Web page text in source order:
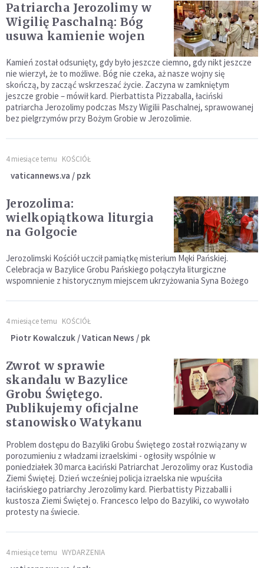
Patriarcha Jerozolimy w
Wigilię Paschalną: Bóg
usuwa kamienie wojen
Kamień został odsunięty, gdy było jeszcze ciemno, gdy nikt jeszcze
nie wierzył, że to możliwe. Bóg nie czeka, aż nasze wojny się
skończą, by zacząć wskrzeszać życie. Zaczyna w zamkniętym
jeszcze grobie – mówił kard. Pierbattista Pizzaballa, łaciński
patriarcha Jerozolimy podczas Mszy Wigilii Paschalnej, sprawowanej
bez pielgrzymów przy Bożym Grobie w Jerozolimie.
4 miesiące temu KOŚCIÓŁ
vaticannews.va / pzk
Jerozolima:
wielkopiątkowa liturgia
na Golgocie
Jerozolimski Kościół uczcił pamiątkę misterium Męki Pańskiej.
Celebracja w Bazylice Grobu Pańskiego połączyła liturgiczne
wspomnienie z historycznym miejscem ukrzyżowania Syna Bożego
4 miesiące temu KOŚCIÓŁ
Piotr Kowalczuk / Vatican News / pk
Zwrot w sprawie
skandalu w Bazylice
Grobu Świętego.
Publikujemy oficjalne
stanowisko Watykanu
Problem dostępu do Bazyliki Grobu Świętego został rozwiązany w
porozumieniu z władzami izraelskimi - ogłosiły wspólnie w
poniedziałek 30 marca Łaciński Patriarchat Jerozolimy oraz Kustodia
Ziemi Świętej. Dzień wcześniej policja izraelska nie wpuściła
łacińskiego patriarchy Jerozolimy kard. Pierbattisty Pizzaballi i
kustosza Ziemi Świętej o. Francesco Ielpo do Bazyliki, co wywołało
protesty na świecie.
4 miesiące temu WYDARZENIA